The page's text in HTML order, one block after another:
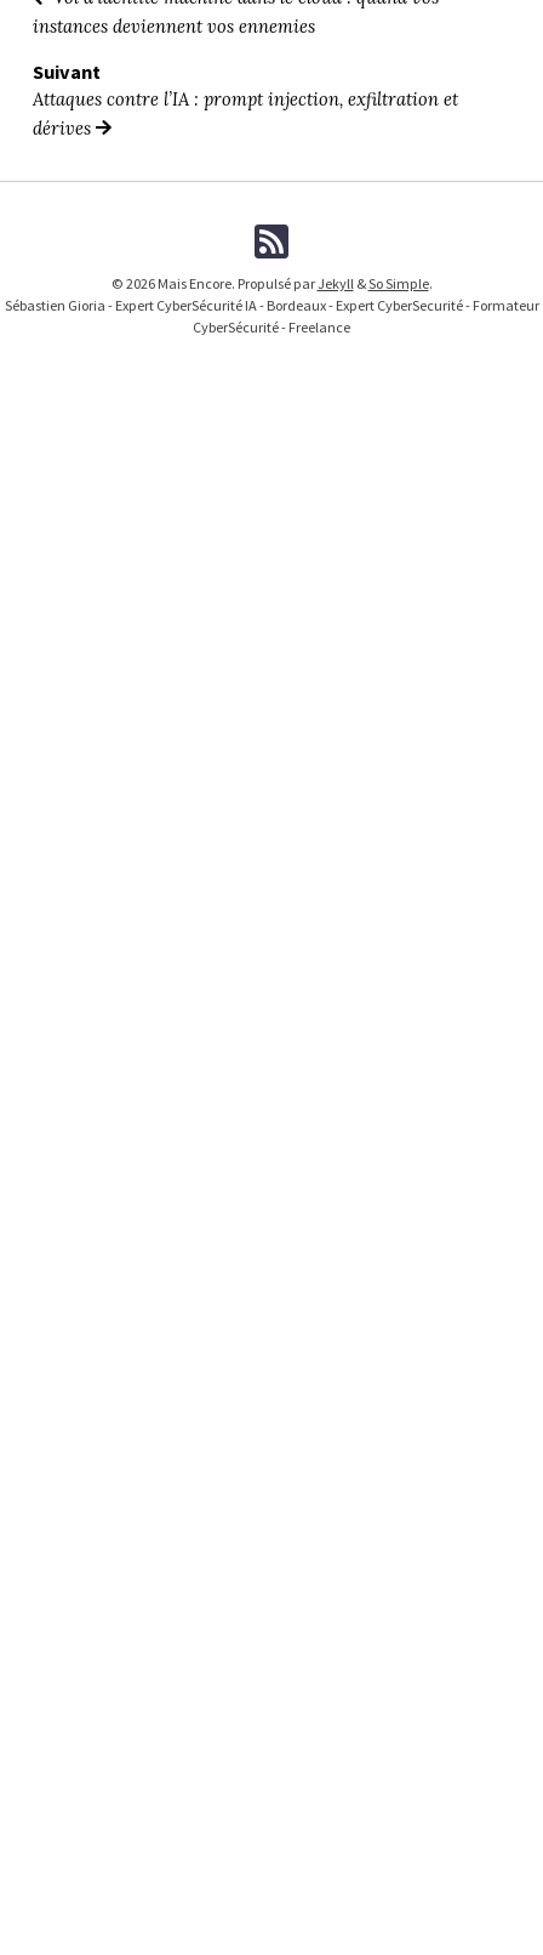
instances deviennent vos ennemies
Suivant
Attaques contre l’IA : prompt injection, exfiltration et
dérives
© 2026 Mais Encore. Propulsé parJekyll&So Simple.
Sébastien Gioria - Expert CyberSécurité IA - Bordeaux - Expert CyberSecurité - Formateur
CyberSécurité - Freelance